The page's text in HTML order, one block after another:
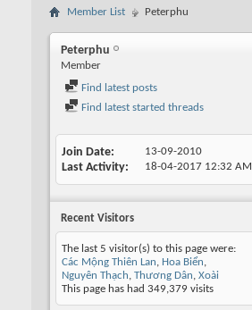
Member List Peterphu
Peterphu
Member
Find latest posts
Find latest started threads
Join Date 13-09-2010
Last Activity 18-04-2017 12:32 AM
Recent Visitors
The last 5 visitor(s) to this page were:
Các Mộng Thiên Lan, Hoa Biển,
Nguyên Thạch, Thương Dân, Xoài
This page has had 349,379 visits